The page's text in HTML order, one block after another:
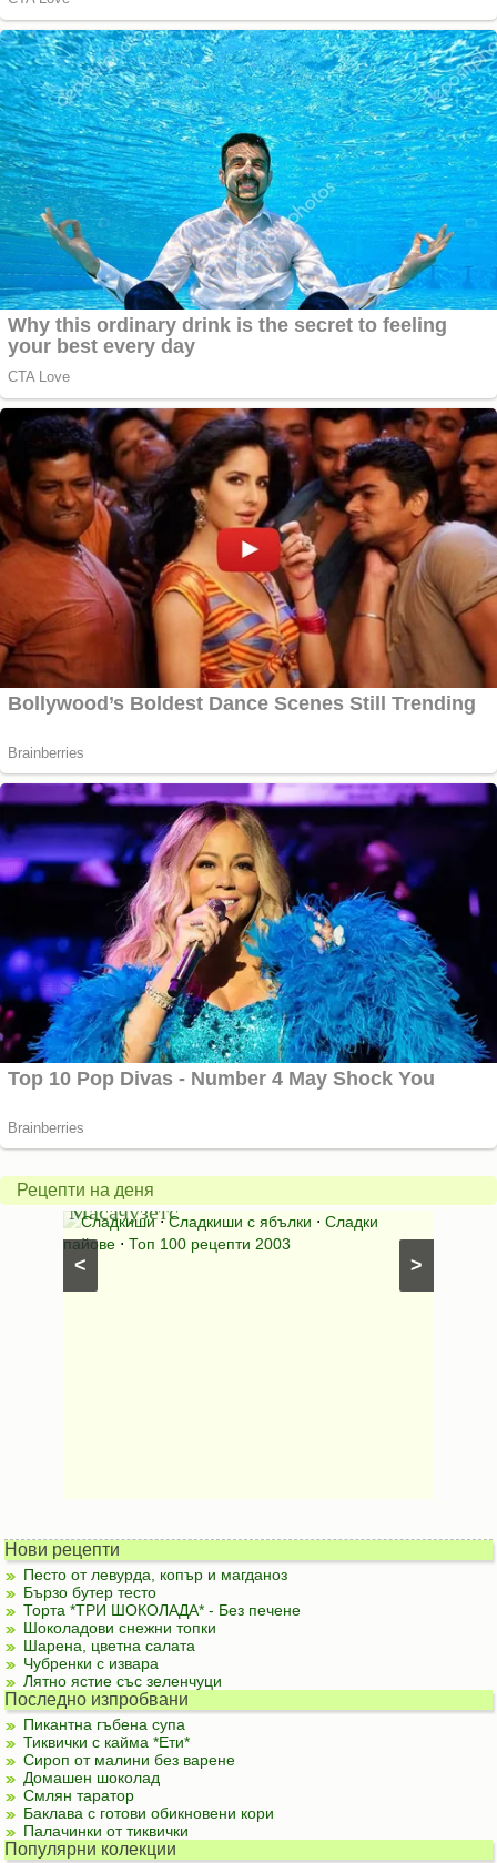
Рецепти на деня
>
<
Американски
ябълков
пай
от
Масачузетс
Сладкиши⋅Сладкиши с ябълки ⋅ Сладки
пайове ⋅ Топ 100 рецепти 2003
питка
на
мама
Нови рецепти
Песто от левурда, копър и магданоз
Бързо бутер тесто
Торта *ТРИ ШОКОЛАДА* - Без печене
Шоколадови снежни топки
Шарена, цветна салата
Чубренки с извара
Лятно ястие със зеленчуци
Последно изпробвани
Пикантна гъбена супа
Тиквички с кайма *Ети*
Сироп от малини без варене
Домашен шоколад
Смлян таратор
Баклава с готови обикновени кори
Палачинки от тиквички
Популярни колекции